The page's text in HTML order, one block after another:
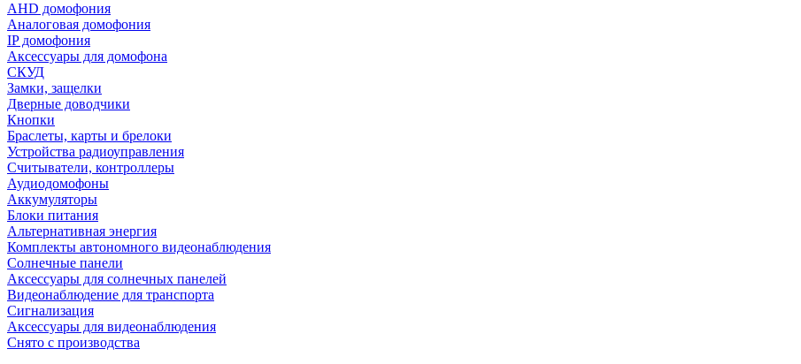
AHD домофония
Аналоговая домофония
IP домофония
Аксессуары для домофона
СКУД
Замки, защелки
Дверные доводчики
Кнопки
Браслеты, карты и брелоки
Устройства радиоуправления
Считыватели, контроллеры
Аудиодомофоны
Аккумуляторы
Блоки питания
Альтернативная энергия
Комплекты автономного видеонаблюдения
Солнечные панели
Аксессуары для солнечных панелей
Видеонаблюдение для транспорта
Сигнализация
Аксессуары для видеонаблюдения
Снято с производства